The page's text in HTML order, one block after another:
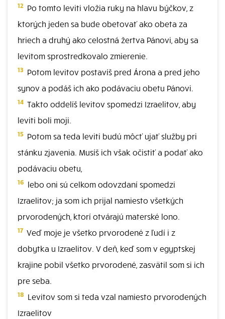
12 Po tomto leviti vložia ruky na hlavu býčkov, z
ktorých jeden sa bude obetovať ako obeta za
hriech a druhý ako celostná žertva Pánovi, aby sa
levitom sprostredkovalo zmierenie.
13 Potom levitov postavíš pred Árona a pred jeho
synov a podáš ich ako podávaciu obetu Pánovi.
14 Takto oddelíš levitov spomedzi Izraelitov, aby
leviti boli moji.
15 Potom sa teda leviti budú môcť ujať služby pri
stánku zjavenia. Musíš ich však očistiť a podať ako
podávaciu obetu,
16 lebo oni sú celkom odovzdaní spomedzi
Izraelitov; ja som ich prijal namiesto všetkých
prvorodených, ktorí otvárajú materské lono.
17 Veď moje je všetko prvorodené z ľudí i z
dobytka u Izraelitov. V deň, keď som v egyptskej
krajine pobil všetko prvorodené, zasvätil som si ich
pre seba.
18 Levitov som si teda vzal namiesto prvorodených
Izraelitov